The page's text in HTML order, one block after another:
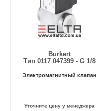
Burkert
Тип 0117 047399 - G 1/8
Электромагнитный клапан
Уточните цену у менеджера